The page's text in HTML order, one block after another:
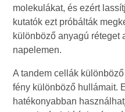
molekulákat, és ezért
kutatók ezt próbálták
különböző anyagú réteget
napelemen.
A tandem cellák
fény különböző hullámait.
hatékonyabban